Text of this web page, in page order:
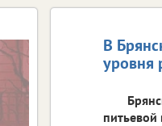
В
уровня